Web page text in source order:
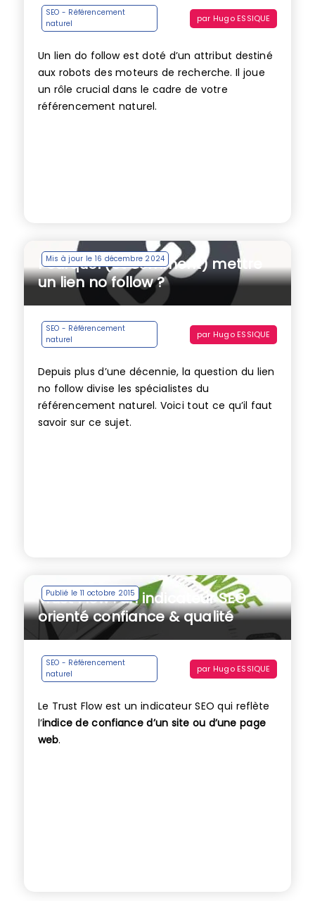
SEO - Référencement
naturel
par Hugo ESSIQUE
Un lien do follow est doté d’un attribut destiné
aux robots des moteurs de recherche. Il joue
un rôle crucial dans le cadre de votre
référencement naturel.
Mis à jour le 16 décembre 2024
Pourquoi (et comment) mettre
un lien no follow ?
SEO - Référencement
naturel
par Hugo ESSIQUE
Depuis plus d’une décennie, la question du lien
no follow divise les spécialistes du
référencement naturel. Voici tout ce qu’il faut
savoir sur ce sujet.
Publié le 11 octobre 2015
Trust Flow : un indicateur SEO
orienté confiance & qualité
SEO - Référencement
naturel
par Hugo ESSIQUE
Le Trust Flow est un indicateur SEO qui reflète
l’indice de confiance d’un site ou d’une page
web.